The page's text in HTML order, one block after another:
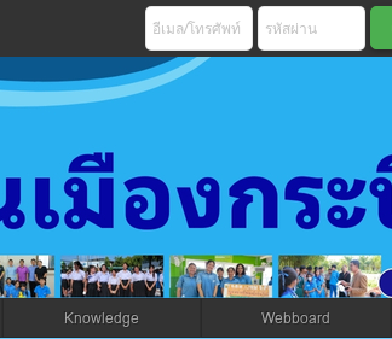
กระบี่ สพ
Knowledge Webboard